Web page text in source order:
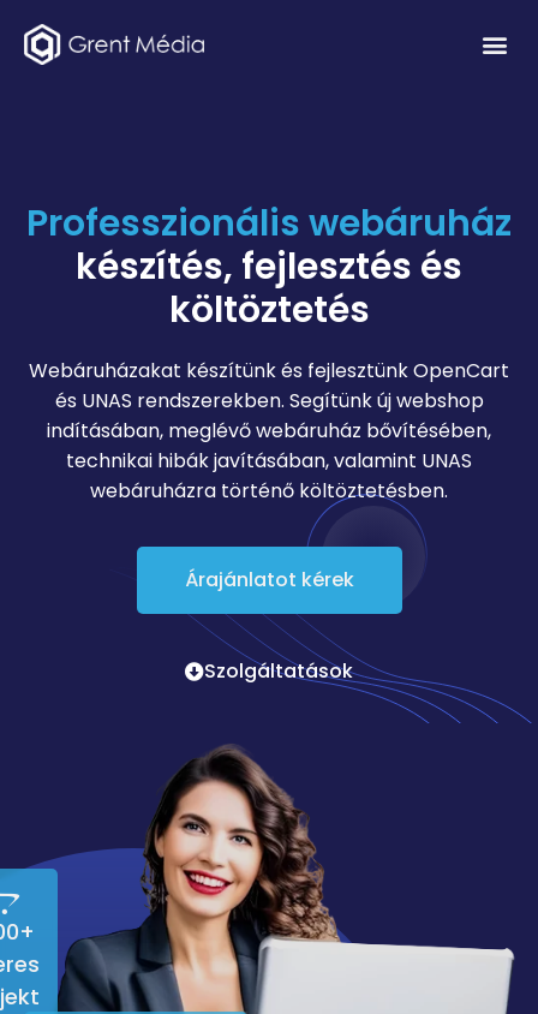
Professzionális webáruház
készítés, fejlesztés és
költöztetés
Webáruházakat készítünk és fejlesztünk OpenCart
és UNAS rendszerekben. Segítünk új webshop
indításában, meglévő webáruház bővítésében,
technikai hibák javításában, valamint UNAS
webáruházra történő költöztetésben.
Árajánlatot kérek
Szolgáltatások